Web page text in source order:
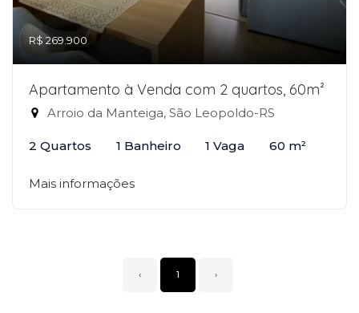
R$ 269.900
Apartamento à Venda com 2 quartos, 60m²
Arroio da Manteiga, São Leopoldo-RS
2 Quartos 1 Banheiro 1 Vaga 60 m²
Mais informações
‹ 1 ›